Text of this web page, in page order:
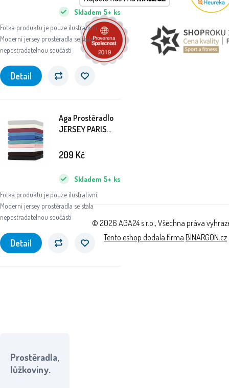
Fotka produktu je pouze ilustrativní.
Moderní jersey prostěradla se stala
nepostradatelnou součástí
Skladem 5+ ks
Detail
Aga Prostěradlo
JERSEY PARIS
Fotka produktu je pouze ilustrativní.
Moderní jersey prostěradla se stala
nepostradatelnou součástí
Skladem 5+ ks
209 Kč
Detail
Prostěradla,
lůžkoviny.
© 2026 AGA24 s.r.o., Všechna práva
Tento eshop dodala firma BINARGON.cz